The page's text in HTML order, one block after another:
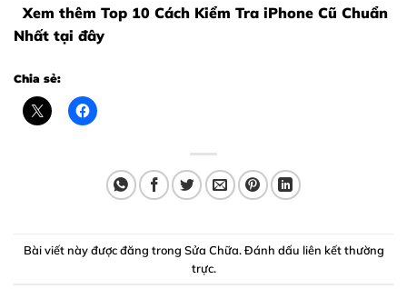
Xem thêm Top 10 Cách Kiểm Tra iPhone Cũ Chuẩn
Nhất tại đây
Chia sẻ:
Bài viết này được đăng trong Sửa Chữa. Đánh dấu liên kết thường
trực.